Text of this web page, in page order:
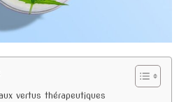
vertus thérapeutiques